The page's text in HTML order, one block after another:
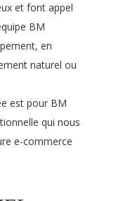
et font appel
BM
en
naturel ou
est pour BM
qui nous
e-commerce